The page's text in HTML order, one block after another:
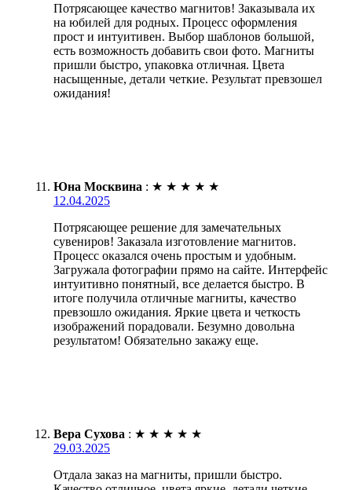
Потрясающее качество магнитов! Заказывала их
на юбилей для родных. Процесс оформления
прост и интуитивен. Выбор шаблонов большой,
есть возможность добавить свои фото. Магниты
пришли быстро, упаковка отличная. Цвета
насыщенные, детали четкие. Результат превзошел
ожидания!
Юна Москвина : ★ ★ ★ ★ ★
12.04.2025
Потрясающее решение для замечательных
сувениров! Заказала изготовление магнитов.
Процесс оказался очень простым и удобным.
Загружала фотографии прямо на сайте. Интерфейс
интуитивно понятный, все делается быстро. В
итоге получила отличные магниты, качество
превзошло ожидания. Яркие цвета и четкость
изображений порадовали. Безумно довольна
результатом! Обязательно закажу еще.
Вера Сухова : ★ ★ ★ ★ ★
29.03.2025
Отдала заказ на магниты, пришли быстро.